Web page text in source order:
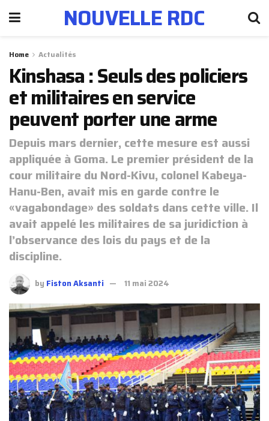
NOUVELLE RDC
Home Actualités
Kinshasa : Seuls des policiers
et militaires en service
peuvent porter une arme
Depuis mars dernier, cette mesure est aussi
appliquée à Goma. Le premier président de la
cour militaire du Nord-Kivu, colonel Kabeya-
Hanu-Ben, avait mis en garde contre le
«vagabondage» des soldats dans cette ville. Il
avait appelé les militaires de sa juridiction à
l’observance des lois du pays et de la
discipline.
by Fiston Aksanti 11 mai 2024